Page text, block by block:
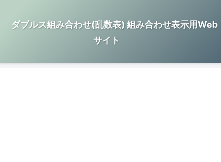
ダブルス組み合わせ(乱数表) 組み合わせ表示用Web
サイト